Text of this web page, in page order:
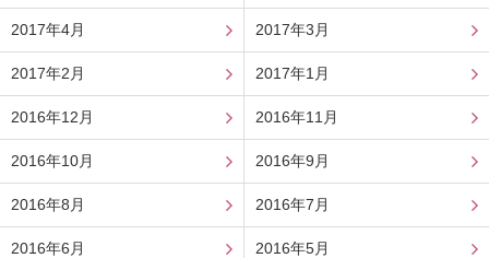
2017年4月 2017年3月
2017年2月 2017年1月
2016年12月 2016年11月
2016年10月 2016年9月
2016年8月 2016年7月
2016年6月 2016年5月